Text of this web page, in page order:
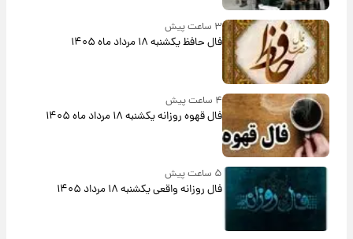
۳ ساعت پیش
فال حافظ یکشنبه ۱۸ مرداد ماه ۱۴۰۵
۴ ساعت پیش
فال قهوه روزانه یکشنبه ۱۸ مرداد ماه ۱۴۰۵
۵ ساعت پیش
فال روزانه واقعی یکشنبه ۱۸ مرداد ۱۴۰۵